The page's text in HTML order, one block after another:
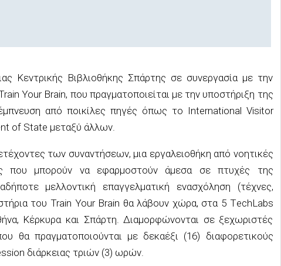
Κεντρικής Βιβλιοθήκης Σπάρτης σε συνεργασία με την
Your Brain, που πραγματοποιείται με την υποστήριξη της
από ποικίλες πηγές όπως το International Visitor
of State μεταξύ άλλων.
των συναντήσεων, μια εργαλειοθήκη από νοητικές
που μπορούν να εφαρμοστούν άμεσα σε πτυχές της
μελλοντική επαγγελματική ενασχόληση (τέχνες,
του Train Your Brain θα λάβουν χώρα, στα 5 ΤechLabs
Κέρκυρα και Σπάρτη. Διαμορφώνονται σε ξεχωριστές
θα πραγματοποιούνται με δεκαέξι (16) διαφορετικούς
διάρκειας τριών (3) ωρών.